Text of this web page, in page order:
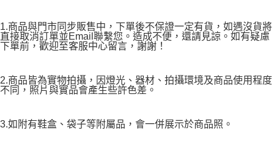
1.商品與門市同步販售中，下單後不保證一定有貨，如遇沒貨將
直接取消訂單並Email聯繫您。造成不便，還請見諒。如有疑慮
下單前，歡迎至客服中心留言，謝謝！
2.商品皆為實物拍攝，因燈光、器材、拍攝環境及商品使用程度
不同，照片與實品會產生些許色差。
3.如附有鞋盒、袋子等附屬品，會一併展示於商品照。